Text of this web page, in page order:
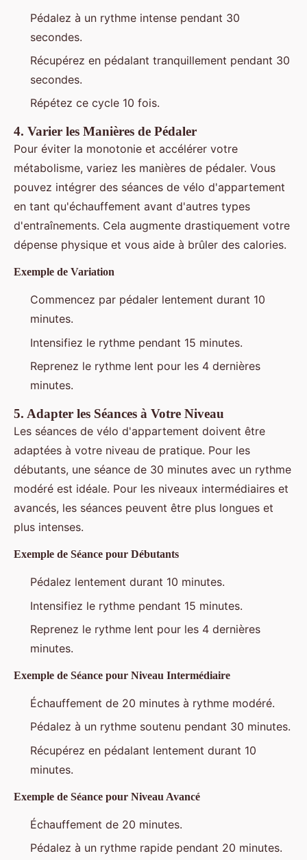
Pédalez à un rythme intense pendant 30
secondes.
Récupérez en pédalant tranquillement pendant 30
secondes.
Répétez ce cycle 10 fois.
4. Varier les Manières de Pédaler
Pour éviter la monotonie et accélérer votre
métabolisme, variez les manières de pédaler. Vous
pouvez intégrer des séances de vélo d'appartement
en tant qu'échauffement avant d'autres types
d'entraînements. Cela augmente drastiquement votre
dépense physique et vous aide à brûler des calories.
Exemple de Variation
Commencez par pédaler lentement durant 10
minutes.
Intensifiez le rythme pendant 15 minutes.
Reprenez le rythme lent pour les 4 dernières
minutes.
5. Adapter les Séances à Votre Niveau
Les séances de vélo d'appartement doivent être
adaptées à votre niveau de pratique. Pour les
débutants, une séance de 30 minutes avec un rythme
modéré est idéale. Pour les niveaux intermédiaires et
avancés, les séances peuvent être plus longues et
plus intenses.
Exemple de Séance pour Débutants
Pédalez lentement durant 10 minutes.
Intensifiez le rythme pendant 15 minutes.
Reprenez le rythme lent pour les 4 dernières
minutes.
Exemple de Séance pour Niveau Intermédiaire
Échauffement de 20 minutes à rythme modéré.
Pédalez à un rythme soutenu pendant 30 minutes.
Récupérez en pédalant lentement durant 10
minutes.
Exemple de Séance pour Niveau Avancé
Échauffement de 20 minutes.
Pédalez à un rythme rapide pendant 20 minutes.